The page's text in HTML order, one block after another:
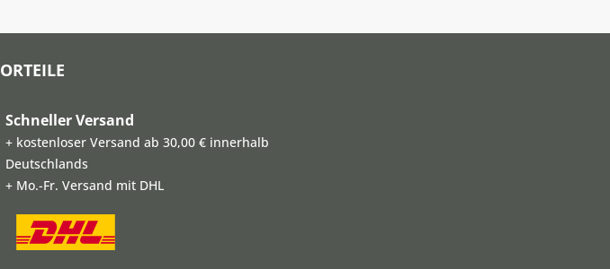
Schneller Versand
+ kostenloser Versand ab 30,00 € innerhalb
Deutschlands
+ Mo.-Fr. Versand mit DHL